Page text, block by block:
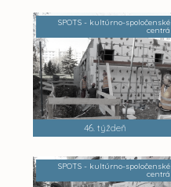
SPOTS - kultúrno-spoločenské
centrá
46. týždeň
SPOTS - kultúrno-spoločenské
centrá